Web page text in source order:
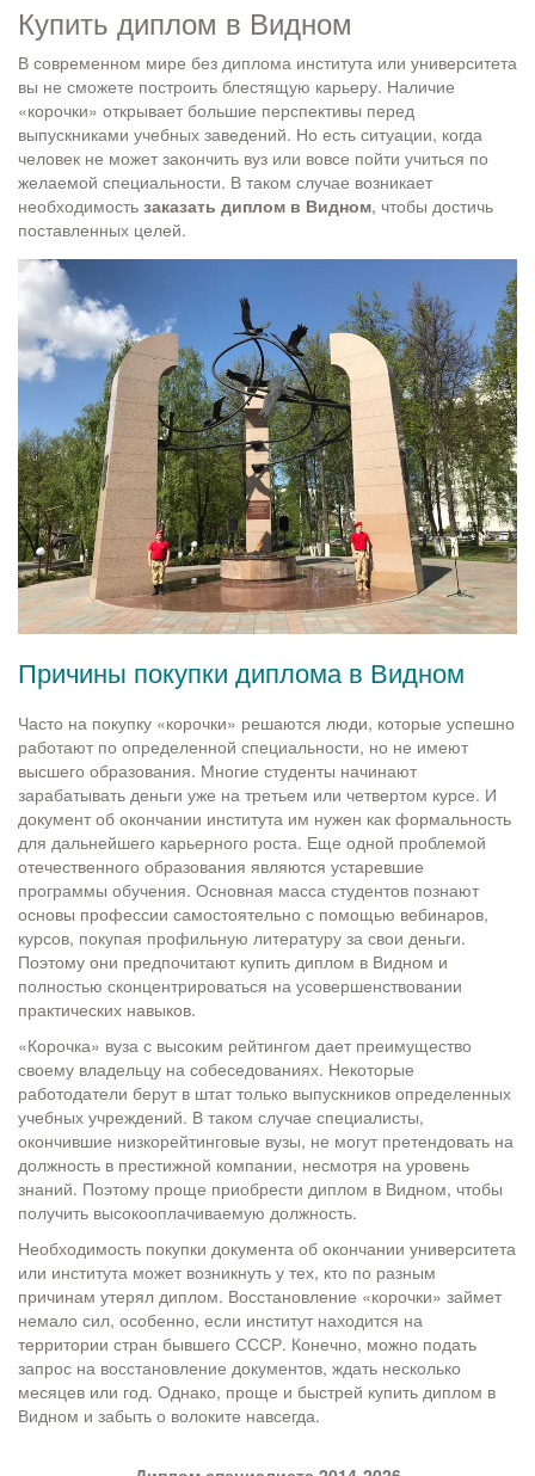
Купить диплом в Видном
В современном мире без диплома института или университета
вы не сможете построить блестящую карьеру. Наличие
«корочки» открывает большие перспективы перед
выпускниками учебных заведений. Но есть ситуации, когда
человек не может закончить вуз или вовсе пойти учиться по
желаемой специальности. В таком случае возникает
необходимость заказать диплом в Видном, чтобы достичь
поставленных целей.
Причины покупки диплома в Видном
Часто на покупку «корочки» решаются люди, которые успешно
работают по определенной специальности, но не имеют
высшего образования. Многие студенты начинают
зарабатывать деньги уже на третьем или четвертом курсе. И
документ об окончании института им нужен как формальность
для дальнейшего карьерного роста. Еще одной проблемой
отечественного образования являются устаревшие
программы обучения. Основная масса студентов познают
основы профессии самостоятельно с помощью вебинаров,
курсов, покупая профильную литературу за свои деньги.
Поэтому они предпочитают купить диплом в Видном и
полностью сконцентрироваться на усовершенствовании
практических навыков.
«Корочка» вуза с высоким рейтингом дает преимущество
своему владельцу на собеседованиях. Некоторые
работодатели берут в штат только выпускников определенных
учебных учреждений. В таком случае специалисты,
окончившие низкорейтинговые вузы, не могут претендовать на
должность в престижной компании, несмотря на уровень
знаний. Поэтому проще приобрести диплом в Видном, чтобы
получить высокооплачиваемую должность.
Необходимость покупки документа об окончании университета
или института может возникнуть у тех, кто по разным
причинам утерял диплом. Восстановление «корочки» займет
немало сил, особенно, если институт находится на
территории стран бывшего СССР. Конечно, можно подать
запрос на восстановление документов, ждать несколько
месяцев или год. Однако, проще и быстрей купить диплом в
Видном и забыть о волоките навсегда.